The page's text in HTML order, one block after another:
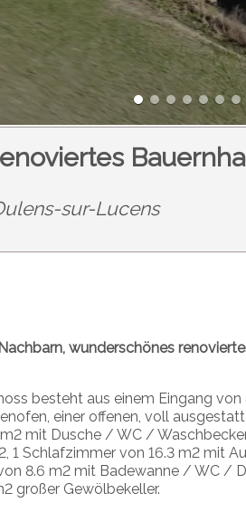
sur-Lucens
wunderschönes
besteht aus einem Eingang
einer offenen, voll
mit Dusche / WC /
1 Schlafzimmer von 16.3 m2 mit
8.6 m2 mit Badewanne / WC /
großer Gewölbekeller.